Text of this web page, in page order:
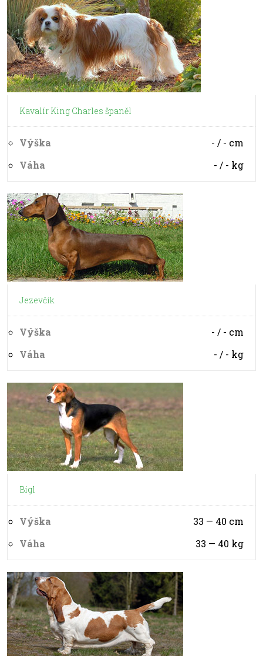
Kavalír King Charles španěl
Výška - / - cm
Váha
- / - kg
Jezevčík
Výška - / - cm
Váha
- / - kg
Bígl
Výška 33 — 40 cm
Váha
33 — 40 kg